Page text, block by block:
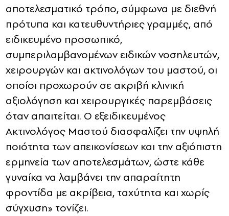
αποτελεσματικό τρόπο, σύμφωνα με διεθνή
πρότυπα και κατευθυντήριες γραμμές, από
ειδικευμένο προσωπικό,
συμπεριλαμβανομένων ειδικών νοσηλευτών,
χειρουργών και ακτινολόγων του μαστού, οι
οποίοι προχωρούν σε ακριβή κλινική
αξιολόγηση και χειρουργικές παρεμβάσεις
όταν απαιτείται. Ο εξειδικευμένος
Ακτινολόγος Μαστού διασφαλίζει την υψηλή
ποιότητα των απεικονίσεων και την αξιόπιστη
ερμηνεία των αποτελεσμάτων, ώστε κάθε
γυναίκα να λαμβάνει την απαραίτητη
φροντίδα με ακρίβεια, ταχύτητα και χωρίς
σύγχυση» τονίζει.